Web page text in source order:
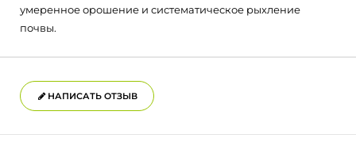
умеренное орошение и систематическое рыхление
почвы.
НАПИСАТЬ ОТЗЫВ